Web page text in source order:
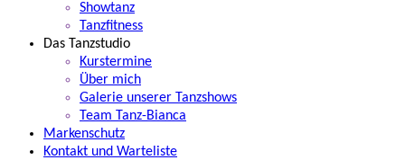
Showtanz
Tanzfitness
Das Tanzstudio
Kurstermine
Über mich
Galerie unserer Tanzshows
Team Tanz-Bianca
Markenschutz
Kontakt und Warteliste